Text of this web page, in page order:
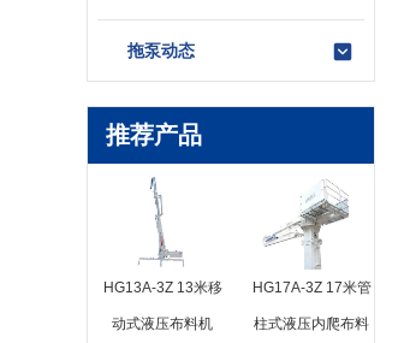
拖泵动态
推荐产品
HG13A-3Z 13米移
动式液压布料机
HG17A-3Z 17米管
柱式液压内爬布料